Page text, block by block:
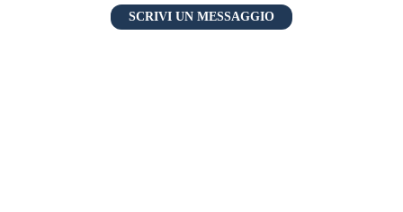
SCRIVI UN MESSAGGIO